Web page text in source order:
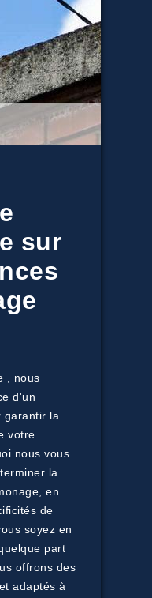
sur
, nous
d'un
garantir la
votre
nous vous
la
en
de
soyez en
part
offrons des
adaptés à